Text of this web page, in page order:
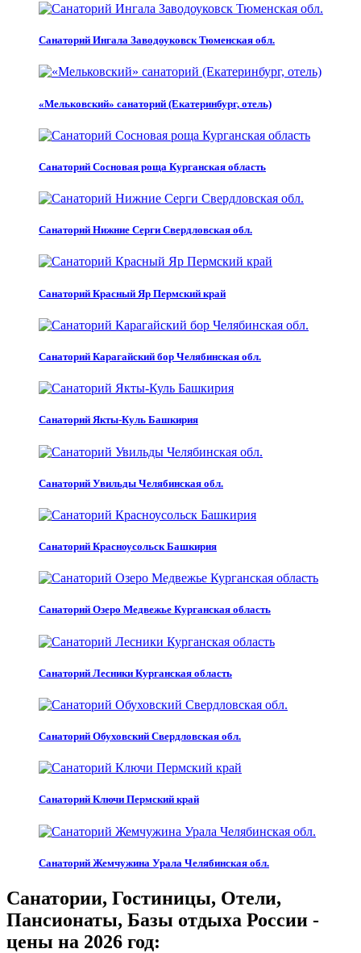
Санаторий Ингала Заводоуковск Тюменская обл.
«Мельковский» санаторий (Екатеринбург, отель)
Санаторий Сосновая роща Курганская область
Санаторий Нижние Серги Свердловская обл.
Санаторий Красный Яр Пермский край
Санаторий Карагайский бор Челябинская обл.
Санаторий Якты-Куль Башкирия
Санаторий Увильды Челябинская обл.
Санаторий Красноусольск Башкирия
Санаторий Озеро Медвежье Курганская область
Санаторий Лесники Курганская область
Санаторий Обуховский Свердловская обл.
Санаторий Ключи Пермский край
Санаторий Жемчужина Урала Челябинская обл.
Санатории, Гостиницы, Отели,
Пансионаты, Базы отдыха России -
цены на 2026 год: